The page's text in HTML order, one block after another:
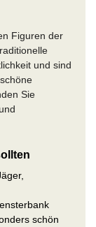
Figuren der
und sind
Sie
schön